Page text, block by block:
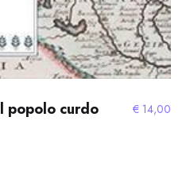
popolo curdo € 14,00